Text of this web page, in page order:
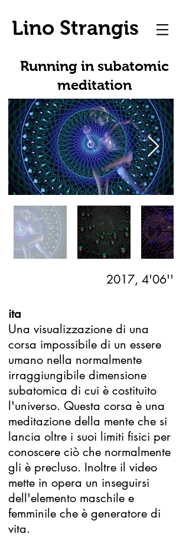
Lino Strangis
Running in subatomic
meditation
2017, 4'06''
ita
Una visualizzazione di una
corsa impossibile di un essere
umano nella normalmente
irraggiungibile dimensione
subatomica di cui è costituito
l'universo. Questa corsa è una
meditazione della mente che si
lancia oltre i suoi limiti fisici per
conoscere ciò che normalmente
gli è precluso. Inoltre il video
mette in opera un inseguirsi
dell'elemento maschile e
femminile che è generatore di
vita.